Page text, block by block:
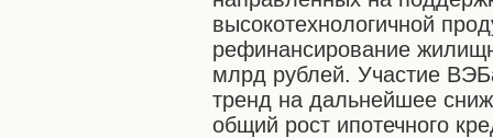
высокотехнологичной
рефинансирование
млрд рублей. Участие
тренд на дальнейшее
общий рост ипотечного